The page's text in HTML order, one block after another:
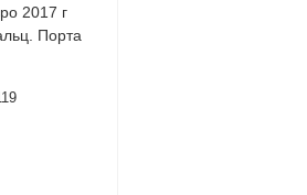
2017 г
Порта